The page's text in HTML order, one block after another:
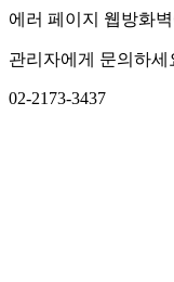
에러 페이지 웹방화
관리자에게 문의하세
02-2173-3437